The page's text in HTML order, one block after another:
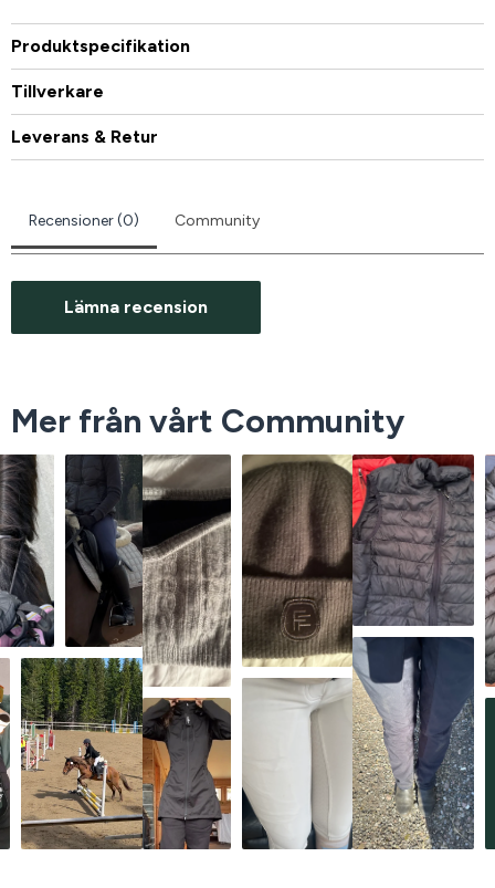
Produktspecifikation
Tillverkare
Leverans & Retur
Recensioner (0) Community
Lämna recension
Mer från vårt Community